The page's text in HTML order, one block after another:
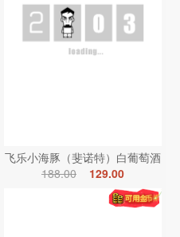
飞乐小海豚（斐诺特）白葡萄酒
188.00
129.00